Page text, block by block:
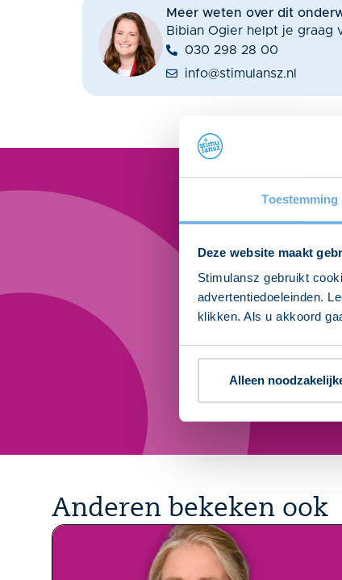
Toestemming
Deze website maakt
Stimulansz gebruikt
advertentiedoeleinden.
klikken. Als u akkoord
Alleen
Meer weten over dit
Bibian Ogier helpt je graag
030 298 28 00
info@stimulansz.nl
Binnen 5
voor onze
Anderen bekeken ook